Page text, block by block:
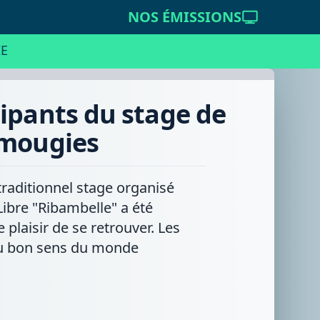
NOS ÉMISSIONS
du stage de
stage organisé
"Ribambelle" a été
de se retrouver. Les
bon sens du monde